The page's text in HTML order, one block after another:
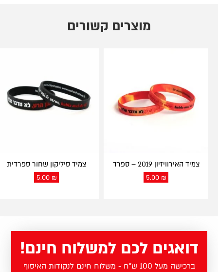
מוצרים קשורים
צמיד האירוויזיון 2019 – ספרד
5.00 ₪
צמיד סיליקון שחור ספרדית
5.00 ₪
דואגים לכם למשלוח חינם!
ברכישה מעל 100 ש"ח - משלוח חינם לנקודות האיסוף